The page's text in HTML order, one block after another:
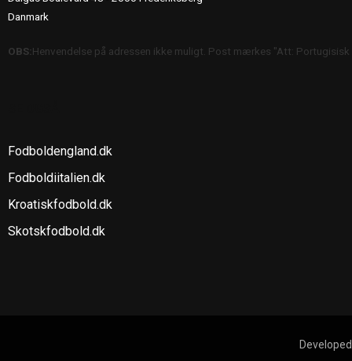
Danmark
OBS:Henvendelse på adressen ikke muligt. Post mærkes "Att:
Fodboldengland.dk
Fodboldiitalien.dk
Kroatiskfodbold.dk
Skotskfodbold.dk